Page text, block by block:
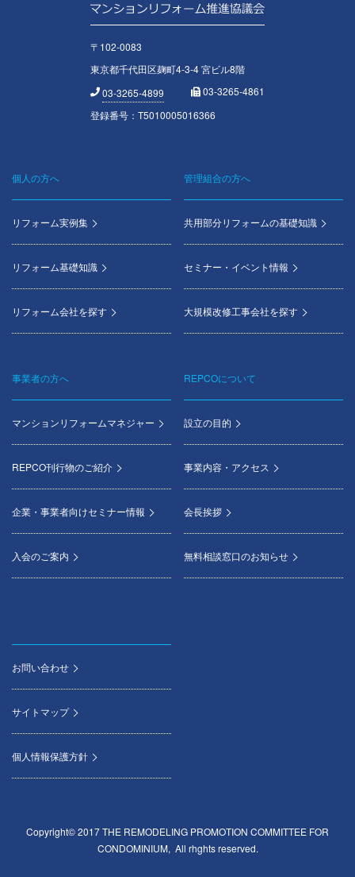
〒102-0083
東京都千代田区麹町4-3-4 宮ビル8階
03-3265-4899
03-3265-4861
登録番号：T5010005016366
Footer
menu
個人の方へ
リフォーム実例集
リフォーム基礎知識
リフォーム会社を探す
管理組合の方へ
共用部分リフォームの基礎知識
セミナー・イベント情報
大規模改修工事会社を探す
事業者の方へ
マンションリフォームマネジャー
REPCO刊行物のご紹介
企業・事業者向けセミナー情報
入会のご案内
REPCOについて
設立の目的
事業内容・アクセス
会長挨拶
無料相談窓口のお知らせ
お問い合わせ
サイトマップ
個人情報保護方針
Copyright© 2017 THE REMODELING PROMOTION COMMITTEE FOR
CONDOMINIUM, All rhghts reserved.